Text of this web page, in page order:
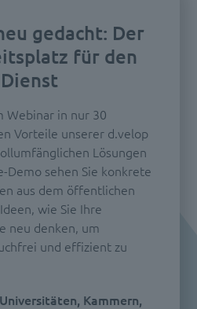
gedacht: Der
für den
Webinar in nur 30
Vorteile unserer d.velop
Lösungen
Demo sehen Sie konkrete
aus dem öffentlichen
wie Sie Ihre
neu denken, um
und effizient zu
Kammern,